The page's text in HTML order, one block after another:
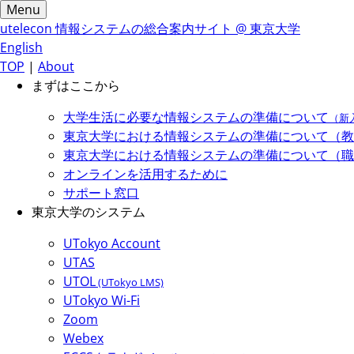
Menu
utelecon 情報システムの総合案内サイト @ 東京大学
English
TOP | About
まずはここから
大学生活に必要な情報システムの準備について （
東京大学における情報システムの準備について（教
東京大学における情報システムの準備について（職
オンラインを活用するために
サポート窓口
東京大学のシステム
UTokyo Account
UTAS
UTOL(UTokyo LMS)
UTokyo Wi-Fi
Zoom
Webex